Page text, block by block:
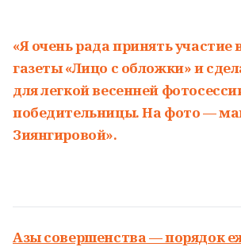
«Я очень рада принять участие
газеты «Лицо с обложки» и
для легкой весенней
победительницы. На фото —
Зиянгировой».
Азы совершенства — порядок